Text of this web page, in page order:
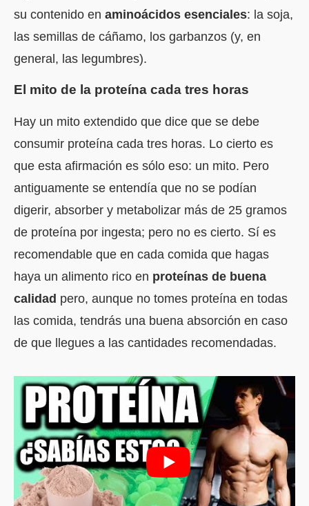
su contenido en aminoácidos esenciales: la soja,
las semillas de cáñamo, los garbanzos (y, en
general, las legumbres).
El mito de la proteína cada tres horas
Hay un mito extendido que dice que se debe
consumir proteína cada tres horas. Lo cierto es
que esta afirmación es sólo eso: un mito. Pero
antiguamente se entendía que no se podían
digerir, absorber y metabolizar más de 25 gramos
de proteína por ingesta; pero no es cierto. Sí es
recomendable que en cada comida que hagas
haya un alimento rico en proteínas de buena
calidad pero, aunque no tomes proteína en todas
las comida, tendrás una buena absorción en caso
de que llegues a las cantidades recomendadas.